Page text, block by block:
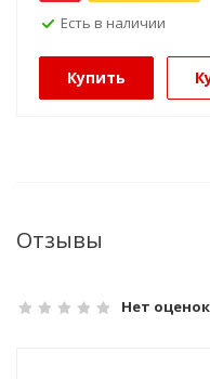
Есть в наличии
Купить
Отзывы
Нет оценок